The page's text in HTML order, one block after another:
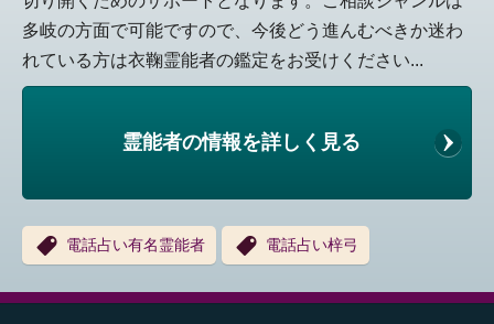
多岐の方面で可能ですので、今後どう進んむべきか迷わ
れている方は衣鞠霊能者の鑑定をお受けください...
霊能者の情報を詳しく見る
電話占い有名霊能者 電話占い梓弓